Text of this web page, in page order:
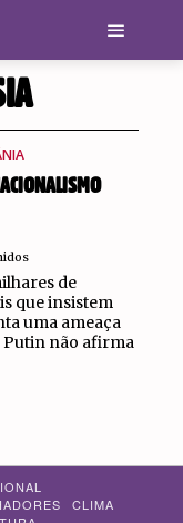
de
que insistem
uma ameaça
Putin não afirma
CLIMA